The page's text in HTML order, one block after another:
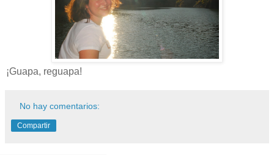
¡Guapa, reguapa!
No hay comentarios:
Compartir